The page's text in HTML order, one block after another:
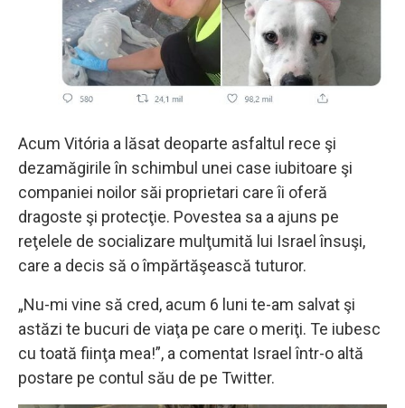
Acum Vitória a lăsat deoparte asfaltul rece şi
dezamăgirile în schimbul unei case iubitoare şi
companiei noilor săi proprietari care îi oferă
dragoste şi protecţie. Povestea sa a ajuns pe
reţelele de socializare mulţumită lui Israel însuşi,
care a decis să o împărtăşească tuturor.
„Nu-mi vine să cred, acum 6 luni te-am salvat şi
astăzi te bucuri de viaţa pe care o meriţi. Te iubesc
cu toată fiinţa mea!”, a comentat Israel într-o altă
postare pe contul său de pe Twitter.